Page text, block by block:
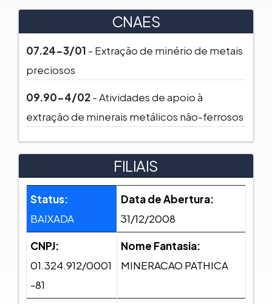
CNAES
07.24-3/01 - Extração de minério de metais
preciosos
09.90-4/02- Atividades de apoio à
extração de minerais metálicos não-ferrosos
FILIAIS
Status:
BAIXADA
Data de Abertura:
31/12/2008
CNPJ:
01.324.912/0001
-81
Nome Fantasia:
MINERACAO PATHICA